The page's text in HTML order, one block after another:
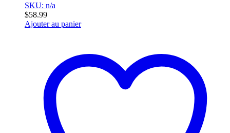
SKU: n/a
$58.99
Ajouter au panier